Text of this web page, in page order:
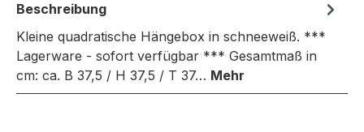
Beschreibung
Kleine quadratische Hängebox in schneeweiß. ***
Lagerware - sofort verfügbar *** Gesamtmaß in
cm: ca. B 37,5 / H 37,5 / T 37… Mehr